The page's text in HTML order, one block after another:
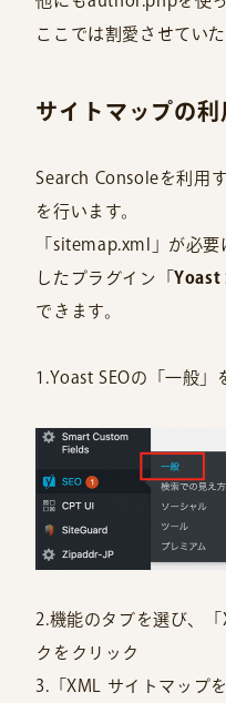
ここでは割愛させていた
サイトマップの利
Search Consoleを利用
を行います。
「sitemap.xml」が必
したプラグイン「Yoast
できます。
1.Yoast SEOの「一般」
2.機能のタブを選び、
クをクリック
3.「XML サイトマップ